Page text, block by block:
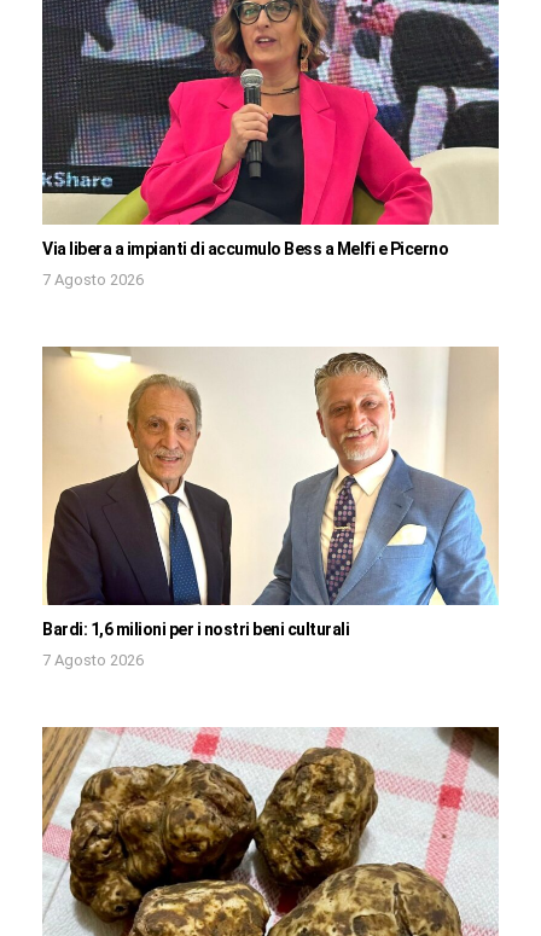
Via libera a impianti di accumulo Bess a Melfi e Picerno
7 Agosto 2026
Bardi: 1,6 milioni per i nostri beni culturali
7 Agosto 2026